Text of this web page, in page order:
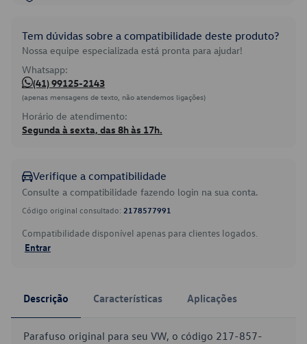
Tem dúvidas sobre a compatibilidade deste produto?
Nossa equipe especializada está pronta para ajudar!
Whatsapp:
(41) 99125-2143
(apenas mensagens de texto, não atendemos ligações)
Horário de atendimento:
Segunda à sexta, das 8h às 17h.
Verifique a compatibilidade
Consulte a compatibilidade fazendo login na sua conta.
Código original consultado: 2178577991
Compatibilidade disponível apenas para clientes logados.
Entrar
Descrição Características Aplicações
Parafuso original para seu VW, o código 217-857-